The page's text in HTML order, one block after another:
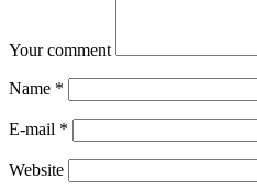
Your comment
Name *
E-mail *
Website